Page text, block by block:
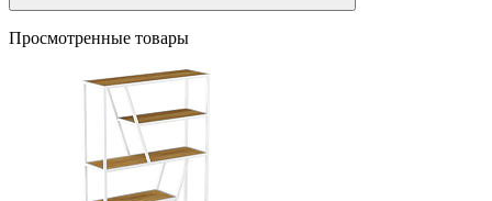
Просмотренные товары